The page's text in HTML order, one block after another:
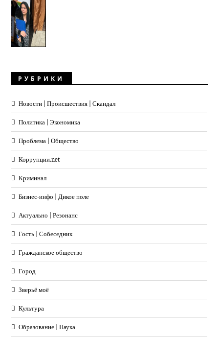
РУБРИКИ
Новости | Происшествия | Скандал
Политика | Экономика
Проблема | Общество
Коррупции.net
Криминал
Бизнес-инфо | Дикое поле
Актуально | Резонанс
Гость | Собеседник
Гражданское общество
Город
Зверьё моё
Культура
Образование | Наука